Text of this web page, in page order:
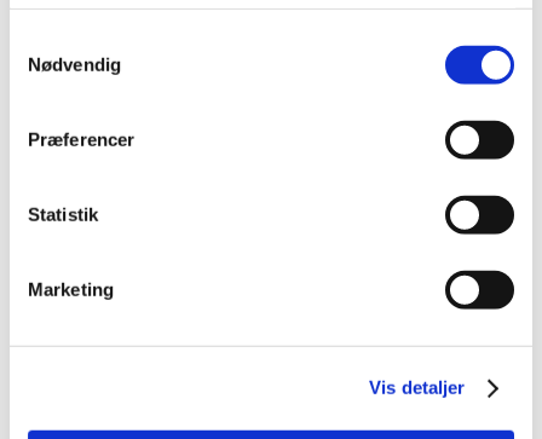
Nødvendig
Præferencer
Statistik
Marketing
Vis detaljer
Pædagogik
Elevtilfredshed